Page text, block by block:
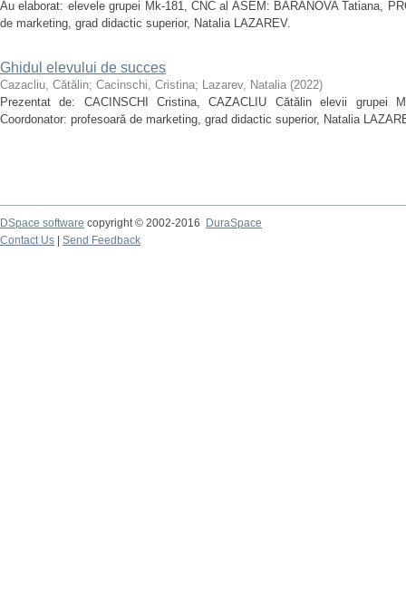
Au elaborat: elevele grupei Mk-181, CNC al ASEM: BARANOVA Tatiana,
de marketing, grad didactic superior, Natalia LAZAREV.
Ghidul elevului de succes
Cazacliu, Cătălin; Cacinschi, Cristina; Lazarev, Natalia (2022)
Prezentat de: CACINSCHI Cristina, CAZACLIU Cătălin elevii grupei
Coordonator: profesoară de marketing, grad didactic superior, Natalia
DSpace software copyright © 2002-2016
DuraSpace
Contact Us
Send Feedback